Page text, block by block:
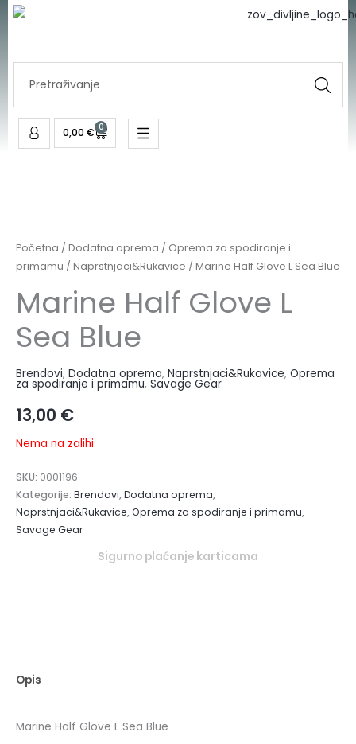
Skip
0,00 € 0
Cart
Početna / Dodatna oprema / Oprema za spodiranje i
primamu / Naprstnjaci&Rukavice / Marine Half Glove L Sea Blue
Marine Half Glove L
Sea Blue
Brendovi, Dodatna oprema, Naprstnjaci&Rukavice, Oprema
za spodiranje i primamu, Savage Gear
13,00 €
Nema na zalihi
SKU: 0001196
Kategorije: Brendovi,Dodatna oprema,
Naprstnjaci&Rukavice,Oprema za spodiranje i primamu,
Savage Gear
Sigurno plaćanje karticama
Opis
Marine Half Glove L Sea Blue